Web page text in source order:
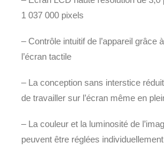
1 037 000 pixels
– Contrôle intuitif de l’appareil grâce
l’écran tactile
– La conception sans interstice
de travailler sur l’écran même en
– La couleur et la luminosité de
peuvent être réglées individuellement